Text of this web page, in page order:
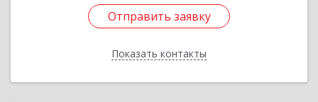
Отправить заявку
Показать контакты
Отправить заявку
Назад